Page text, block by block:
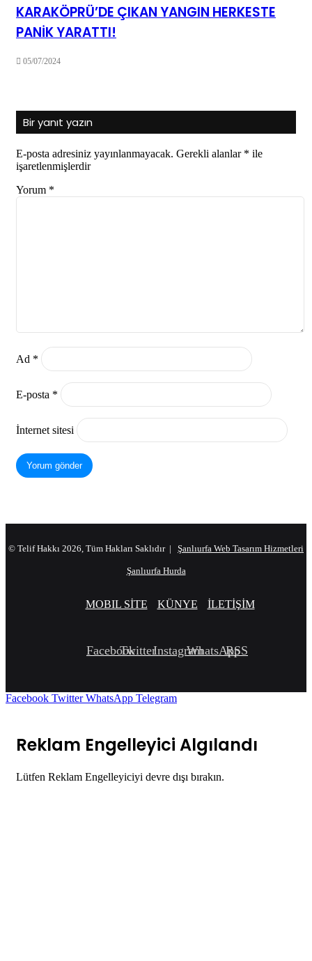
KARAKÖPRÜ’DE ÇIKAN YANGIN HERKESTE
PANİK YARATTI!
05/07/2024
Bir yanıt yazın
E-posta adresiniz yayınlanmayacak. Gerekli alanlar * ile
işaretlenmişlerdir
Yorum *
Ad *
E-posta *
İnternet sitesi
© Telif Hakkı 2026, Tüm Hakları Saklıdır | Şanlıurfa Web Tasarım Hizmetleri
Şanlıurfa Hurda
MOBIL SİTE KÜNYE İLETİŞİM
FacebookTwitterInstagramWhatsApp
RSS
Facebook Twitter WhatsApp Telegram
Reklam Engelleyici Algılandı
Lütfen Reklam Engelleyiciyi devre dışı bırakın.